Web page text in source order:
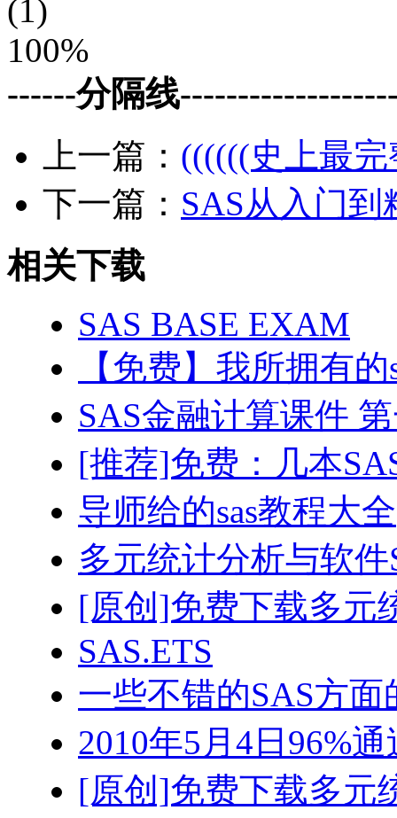
(1)
100%
------分隔线
上一篇： ((((((史上最完
下一篇： SAS从入门
相关下载
SAS BASE EXAM
【免费】我所拥有
SAS金融计算课件
[推荐]免费：几本
导师给的sas教程大全
多元统计分析与软
[原创]免费下载多元
SAS.ETS
一些不错的SAS方
2010年5月4日96%
[原创]免费下载多元